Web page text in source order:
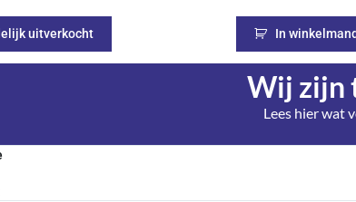
uitverkocht In winkelmand
Wij zijn
Lees hier wat